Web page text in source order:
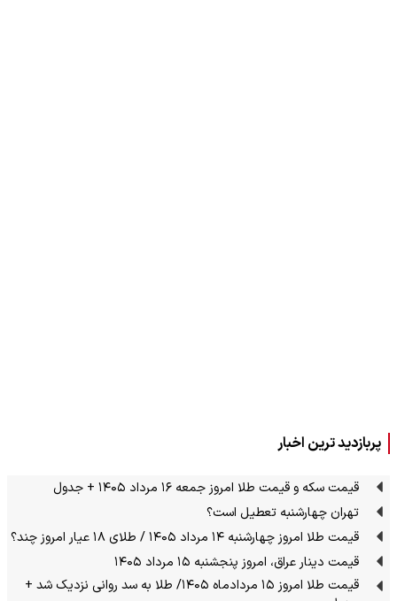
پربازدید ترین اخبار
قیمت سکه و قیمت طلا امروز جمعه ۱۶ مرداد ۱۴۰۵ + جدول
تهران چهارشنبه تعطیل است؟
قیمت طلا امروز چهارشنبه ۱۴ مرداد ۱۴۰۵ / طلای ۱۸ عیار امروز چند؟
قیمت دینار عراق، امروز پنجشنبه ۱۵ مرداد ۱۴۰۵
قیمت طلا امروز ۱۵ مردادماه ۱۴۰۵/ طلا به سد روانی نزدیک شد +